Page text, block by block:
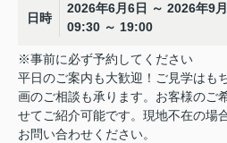
日時
2026年6月6日 ～ 2026年9
09:30 ～ 19:00
※事前に必ず予約してください
平日のご案内も大歓迎！ご見学はも
画のご相談も承ります。お客様のご
せてご紹介可能です。現地不在の場
お問い合わせください。